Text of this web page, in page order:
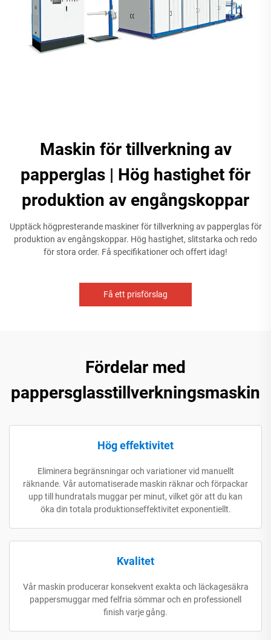
Maskin för tillverkning av
papperglas | Hög hastighet för
produktion av engångskoppar
Upptäck högpresterande maskiner för tillverkning av papperglas för
produktion av engångskoppar. Hög hastighet, slitstarka och redo
för stora order. Få specifikationer och offert idag!
Få ett prisförslag
Fördelar med
pappersglasstillverkningsmaskin
Hög effektivitet
Eliminera begränsningar och variationer vid manuellt
räknande. Vår automatiserade maskin räknar och förpackar
upp till hundratals muggar per minut, vilket gör att du kan
öka din totala produktionseffektivitet exponentiellt.
Kvalitet
Vår maskin producerar konsekvent exakta och läckagesäkra
pappersmuggar med felfria sömmar och en professionell
finish varje gång.